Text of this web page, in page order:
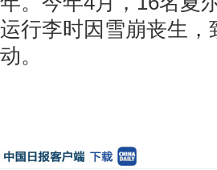
运行李时因雪崩丧生
动。